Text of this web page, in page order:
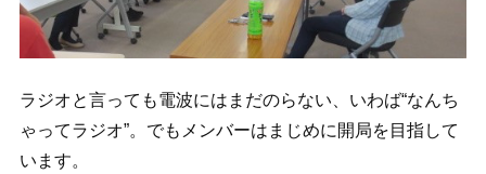
ラジオと言っても電波にはまだのらない、いわば“なんち
ゃってラジオ”。でもメンバーはまじめに開局を目指して
います。